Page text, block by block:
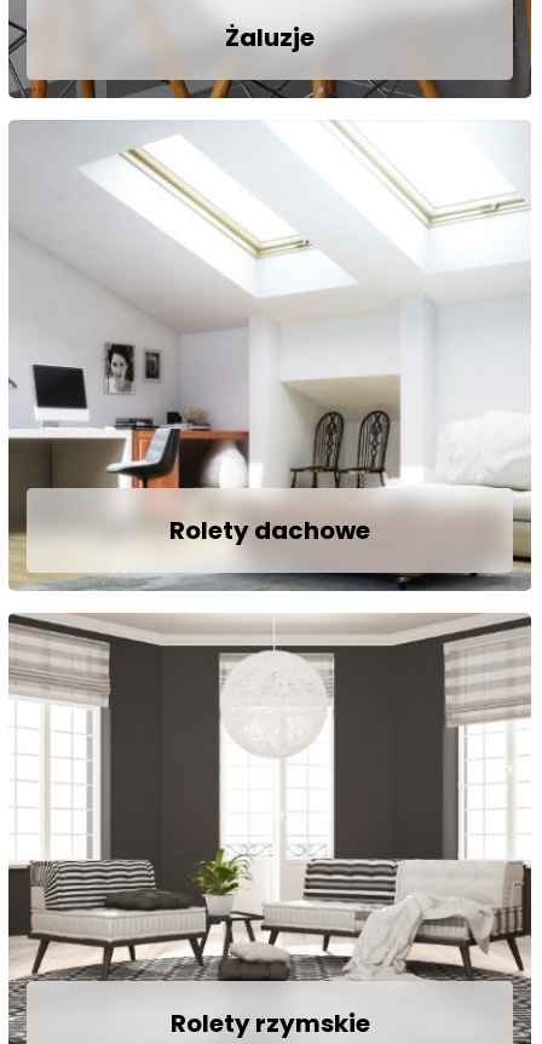
Żaluzje
wysokiej, jakości produktami, które w
zależności od zastosowania, mogą
Państwo montować zarówno w oknach
pomieszczeń dziennych, kuchni, łazience,
jak i w lokalach użytkowych. Dzięki
szerokiej gamie dostępnych kolorów oraz
lameli, żaluzje doskonale wkomponowują
się w zaprojektowane wnętrze i ochronią
je przez nadmiernym nasłonecznieniem.
Zobacz
Rolety dachowe
doświetlenie poddasza lub pokoju. Jednak,
kiedy promieni słonecznych dociera do
pomieszczenia zbyt wiele, ratunkiem
przed nimi stają się rolety na okna
dachowe.
Rolety rzymskie